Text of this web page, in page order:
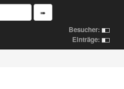
➠
Besucher:
Einträge: